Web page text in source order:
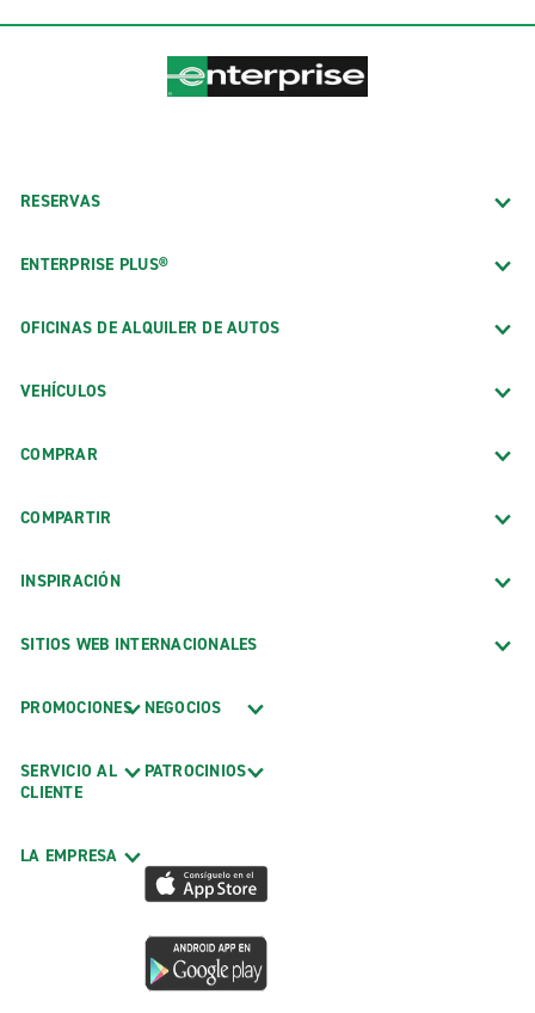
RESERVAS
ENTERPRISE PLUS®
OFICINAS DE ALQUILER DE AUTOS
VEHÍCULOS
COMPRAR
COMPARTIR
INSPIRACIÓN
SITIOS WEB INTERNACIONALES
PROMOCIONES
SERVICIO AL
CLIENTE
LA EMPRESA
NEGOCIOS
PATROCINIOS